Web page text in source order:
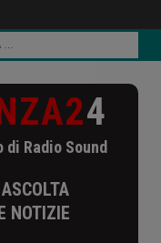
4
Radio Sound
NOTIZIE